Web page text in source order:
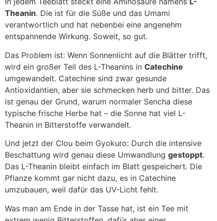
Theanin. Die ist für die Süße und das Umami
verantwortlich und hat nebenbei eine angenehm
entspannende Wirkung. Soweit, so gut.
Das Problem ist: Wenn Sonnenlicht auf die Blätter trifft,
wird ein großer Teil des L-Theanins in Catechine
umgewandelt. Catechine sind zwar gesunde
Antioxidantien, aber sie schmecken herb und bitter. Das
ist genau der Grund, warum normaler Sencha diese
typische frische Herbe hat – die Sonne hat viel L-
Theanin in Bitterstoffe verwandelt.
Und jetzt der Clou beim Gyokuro: Durch die intensive
Beschattung wird genau diese Umwandlung gestoppt.
Das L-Theanin bleibt einfach im Blatt gespeichert. Die
Pflanze kommt gar nicht dazu, es in Catechine
umzubauen, weil dafür das UV-Licht fehlt.
Was man am Ende in der Tasse hat, ist ein Tee mit